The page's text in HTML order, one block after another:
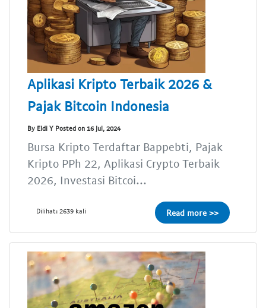
Aplikasi Kripto Terbaik 2026 &
Pajak Bitcoin Indonesia
By Eldi Y Posted on 16 Jul, 2024
Bursa Kripto Terdaftar Bappebti, Pajak
Kripto PPh 22, Aplikasi Crypto Terbaik
2026, Investasi Bitcoi...
Dilihat: 2639 kali Read more >>